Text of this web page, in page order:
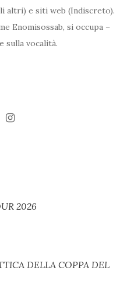
altri) e siti web (Indiscreto).
Enomisossab, si occupa –
sulla vocalità.
2026
DELLA COPPA DEL